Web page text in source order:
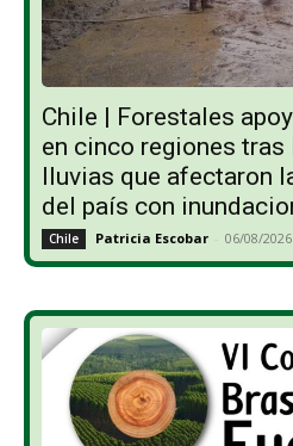
Chile | Forestales
en cinco regiones
lluvias que afectaron
del país con
Chile Patricia Escobar - 06/08/2026